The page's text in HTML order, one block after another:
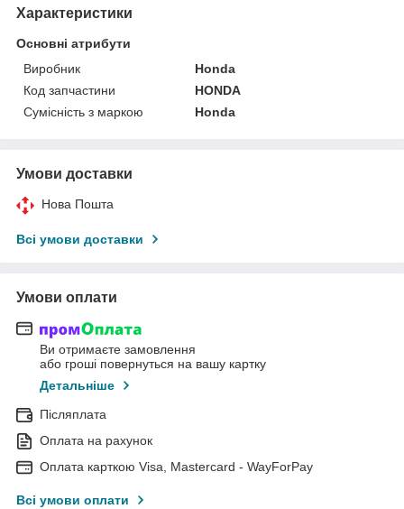
Характеристики
Основні атрибути
Виробник
Honda
Код запчастини
HONDA
Сумісність з маркою
Honda
Умови доставки
Нова Пошта
Всі умови доставки
Умови оплати
Ви отримаєте замовлення
або гроші повернуться на вашу картку
Детальніше
Післяплата
Оплата на рахунок
Оплата карткою Visa, Mastercard - WayForPay
Всі умови оплати